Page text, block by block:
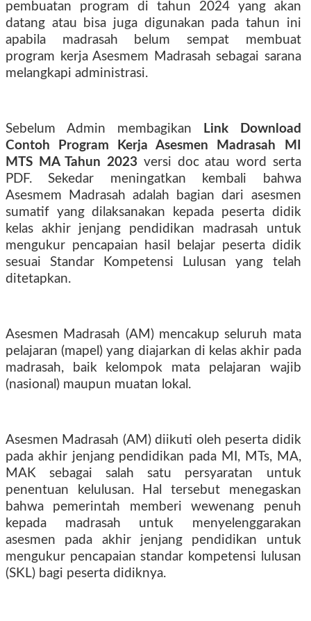
pembuatan program di tahun 2024 yang akan
datang atau bisa juga digunakan pada tahun ini
apabila madrasah belum sempat membuat
program kerja Asesmem Madrasah sebagai sarana
melangkapi administrasi.
Sebelum Admin membagikan
Link Download
Contoh Program Kerja Asesmen Madrasah MI
MTS MA Tahun 2023 versi doc atau word serta
PDF. Sekedar meningatkan kembali bahwa
Asesmem Madrasah adalah bagian dari asesmen
sumatif yang dilaksanakan kepada peserta didik
kelas akhir jenjang pendidikan madrasah untuk
mengukur pencapaian hasil belajar peserta didik
sesuai Standar Kompetensi Lulusan yang telah
ditetapkan.
Asesmen Madrasah (AM) mencakup seluruh mata
pelajaran (mapel) yang diajarkan di kelas akhir pada
madrasah, baik kelompok mata pelajaran wajib
(nasional) maupun muatan lokal.
Asesmen Madrasah (AM) diikuti oleh peserta didik
pada akhir jenjang pendidikan pada MI, MTs, MA,
MAK sebagai salah satu persyaratan untuk
penentuan kelulusan. Hal tersebut menegaskan
bahwa pemerintah memberi wewenang penuh
kepada madrasah untuk menyelenggarakan
asesmen pada akhir jenjang pendidikan untuk
mengukur pencapaian standar kompetensi lulusan
(SKL) bagi peserta didiknya.